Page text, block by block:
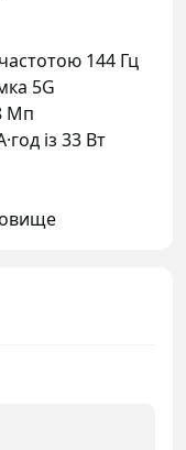
144 Гц
5G
Мп
із 33 Вт